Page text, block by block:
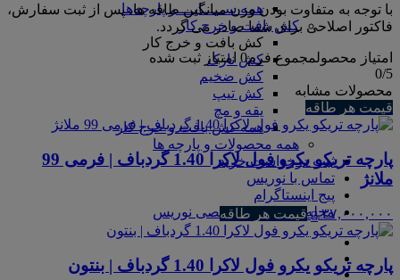
همه ســـــایــــر پارچه‌ها
کش بافت و خرج کار
کش بافت و خرج کار
کش نازک
کش ضخیم
کش تیپ
یقه و مچ
همه کش بافت و خرج کار
همه محصولات و پارچه ها
ثبت درخواست خرید
تماس با نوریس
پیج اینستاگرام
مجله و مطالب تخصصی نوریس
با توجه به متفاوت بودن وزن میانگین طاقه ها، پس از ثبت سفارش،
فاکتور اصلاحی برای شما صادر می گردد.
امتیاز محصولمجموع فرم0 امتیاز ثبت شده
0/5
محصولات مشابه
قیمت هر طاقه
پارچه تریکو یکرو فول لاکرا 1.40 گردباف | فرمی 99
ملانژ
۳۷,۰۰۰,۰۰۰ قیمت هر طاقه
پارچه تریکو یکرو فول لاکرا 1.40 گردباف | بنتون